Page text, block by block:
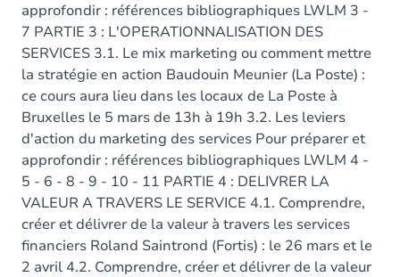
approfondir : références bibliographiques LWLM 3 -
7 PARTIE 3 : L'OPERATIONNALISATION DES
SERVICES 3.1. Le mix marketing ou comment mettre
la stratégie en action Baudouin Meunier (La Poste) :
ce cours aura lieu dans les locaux de La Poste à
Bruxelles le 5 mars de 13h à 19h 3.2. Les leviers
d'action du marketing des services Pour préparer et
approfondir : références bibliographiques LWLM 4 -
5 - 6 - 8 - 9 - 10 - 11 PARTIE 4 : DELIVRER LA
VALEUR A TRAVERS LE SERVICE 4.1. Comprendre,
créer et délivrer de la valeur à travers les services
financiers Roland Saintrond (Fortis) : le 26 mars et le
2 avril 4.2. Comprendre, créer et délivrer de la valeur